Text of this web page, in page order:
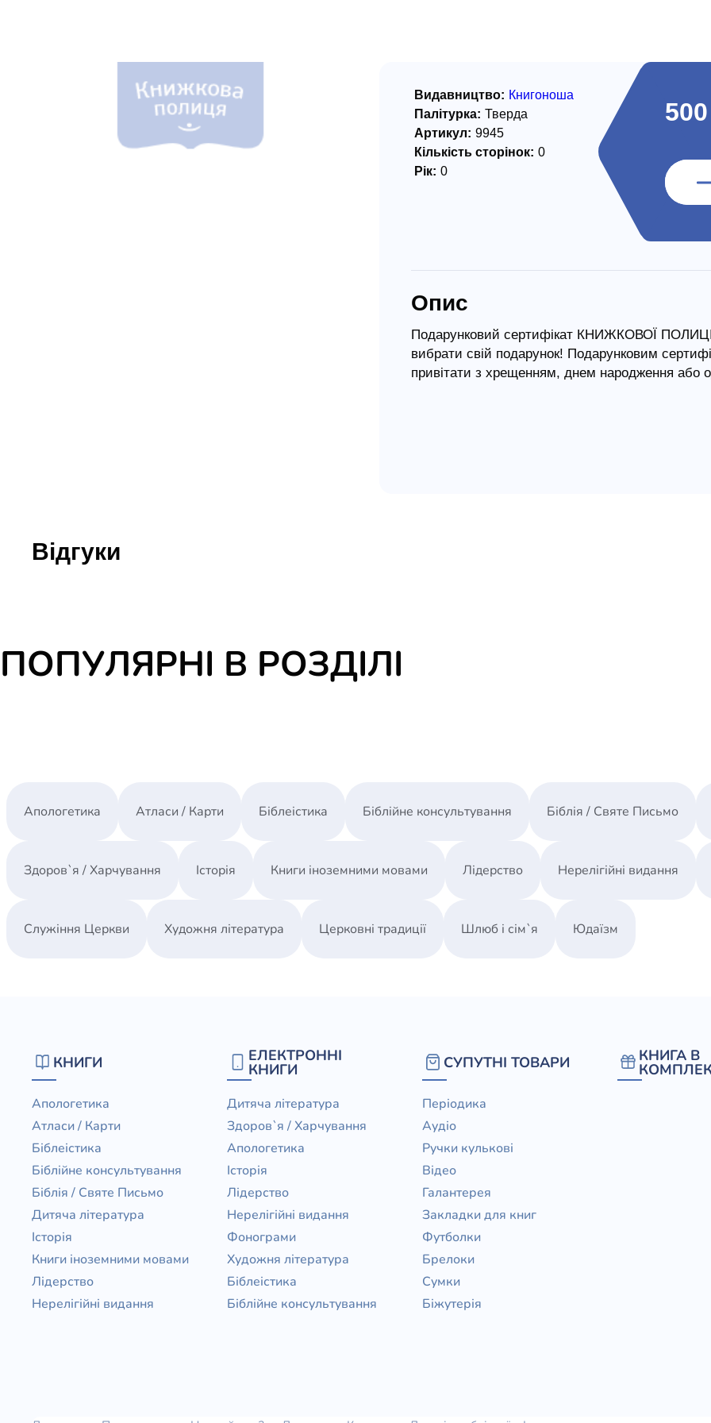
Свіжі надходження, актуальна
література та нові автори на нашій
Книги іноземними мовами
Нерелігійні видання
Здоров`я / Харчування
Видавництво: Книгоноша
Палітурка: Тверда
Артикул: 9945
Кількість сторінок: 0
Рік: 0
Опис
Подарунковий сертифікат КНИЖКОВОЇ ПОЛИЦІ
вибрати свій подарунок! Подарунковим
привітати з хрещенням, днем народження або
Відгуки
ПОПУЛЯРНІ В РОЗДІЛІ
Апологетика Атласи / Карти Біблеістика Біблійне консультування Біблія / Святе Письмо
Здоров`я / Харчування Історія Книги іноземними мовами Лідерство Нерелігійні видання
Служіння Церкви Художня література Церковні традиції Шлюб і сім`я Юдаїзм
КНИГИ
Апологетика
Атласи / Карти
Біблеістика
Біблійне консультування
Біблія / Святе Письмо
Дитяча література
Історія
Книги іноземними мовами
Лідерство
Нерелігійні видання
ЕЛЕКТРОННІ
КНИГИ
Дитяча література
Здоров`я / Харчування
Апологетика
Історія
Лідерство
Нерелігійні видання
Фонограми
Художня література
Біблеістика
Біблійне консультування
СУПУТНІ ТОВАРИ
Періодика
Аудіо
Ручки кулькові
Відео
Галантерея
Закладки для книг
Футболки
Брелоки
Сумки
Біжутерія
КНИГА В